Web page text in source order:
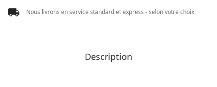
Nous livrons en service standard et express - selon votre choix!
Description